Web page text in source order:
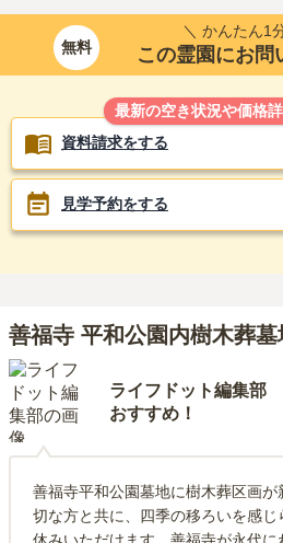
無料
＼ かんたん1
この霊園にお問
最新の空き状況や価格
資料請求をする
見学予約をする
善福寺 平和公園内樹木葬
ライフドット編集部
おすすめ！
善福寺平和公園墓地に樹木葬区画
切な方と共に、四季の移ろいを感